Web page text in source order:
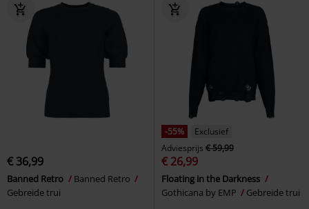
€ 36,99
Banned Retro
Banned Retro
Gebreide trui
-55%
Exclusief
Adviesprijs € 59,99
€ 26,99
Floating in the Darkness
Gothicana by EMP
Gebreide trui